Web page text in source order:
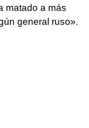
matado a más
general ruso».